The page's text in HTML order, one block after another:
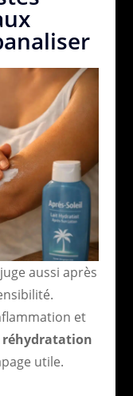
aussi après
et
réhydratation
utile.